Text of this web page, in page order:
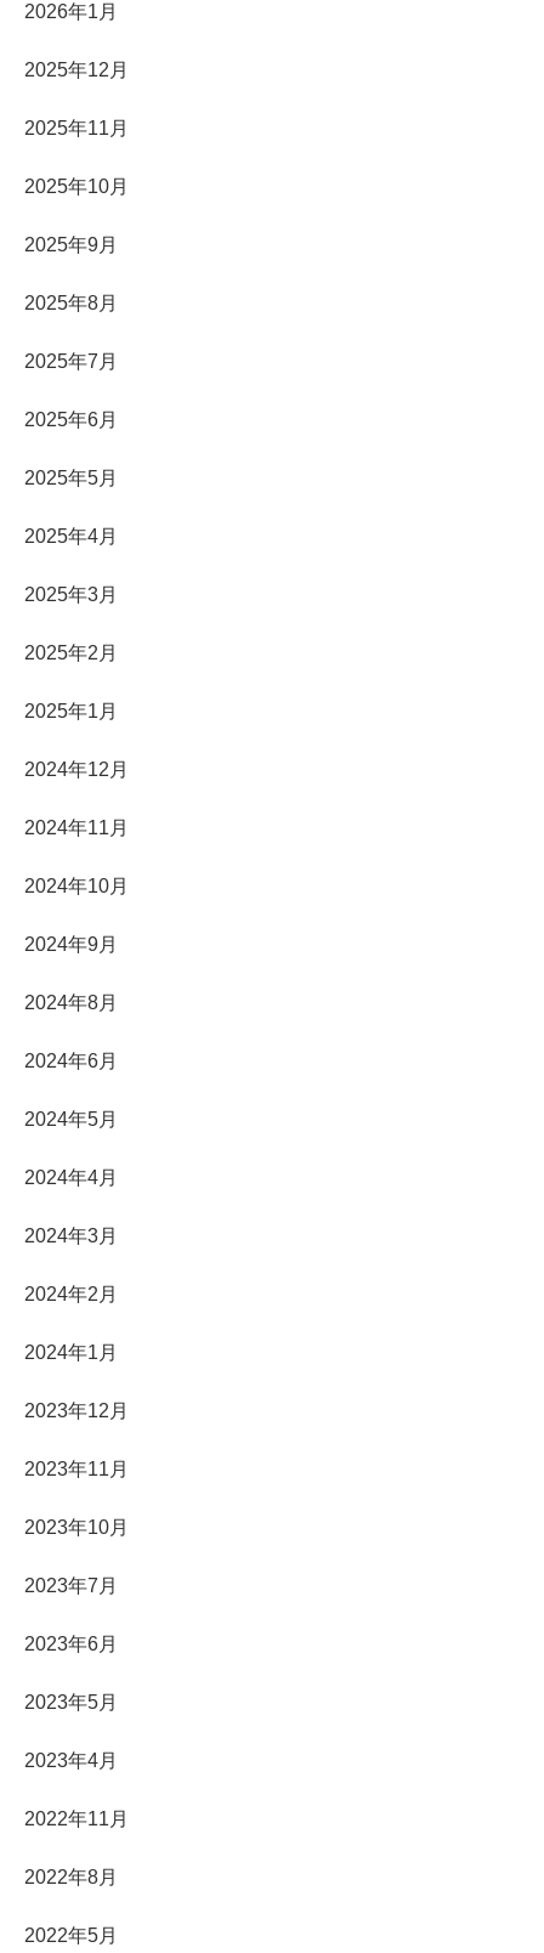
2026年1月
2025年12月
2025年11月
2025年10月
2025年9月
2025年8月
2025年7月
2025年6月
2025年5月
2025年4月
2025年3月
2025年2月
2025年1月
2024年12月
2024年11月
2024年10月
2024年9月
2024年8月
2024年6月
2024年5月
2024年4月
2024年3月
2024年2月
2024年1月
2023年12月
2023年11月
2023年10月
2023年7月
2023年6月
2023年5月
2023年4月
2022年11月
2022年8月
2022年5月